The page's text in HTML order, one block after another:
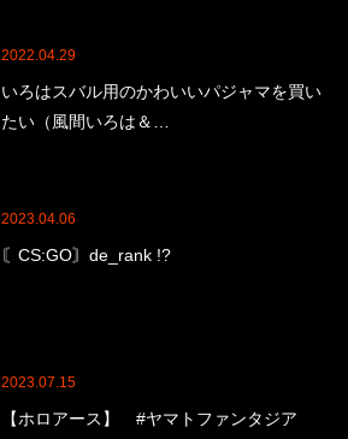
2022.04.29
いろはスバル用のかわいいパジャマを買い
たい（風間いろは＆…
2023.04.06
〘CS:GO〙de_rank !?
2023.07.15
【ホロアース】 #ヤマトファンタジア